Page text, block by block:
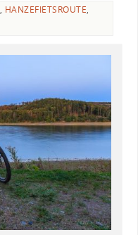
, HANZEFIETSROUTE,